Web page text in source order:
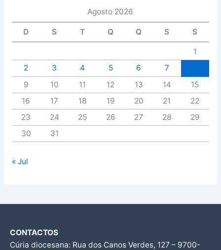
Agosto 2026
D S T Q Q S S
1
2
3 4 5 6 7
9
10 11 12 13 14
15
16
17 18 19 20 21
22
23
24 25 26 27 28
29
30
31
« Jul
CONTACTOS
Cúria diocesana: Rua dos Canos Verdes, 127 – 9700-